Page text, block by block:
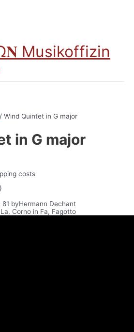
Musikoffizin
/ Wind Quintet in G major
in G major
costs
byHermann Dechant
Corno in Fa, Fagotto